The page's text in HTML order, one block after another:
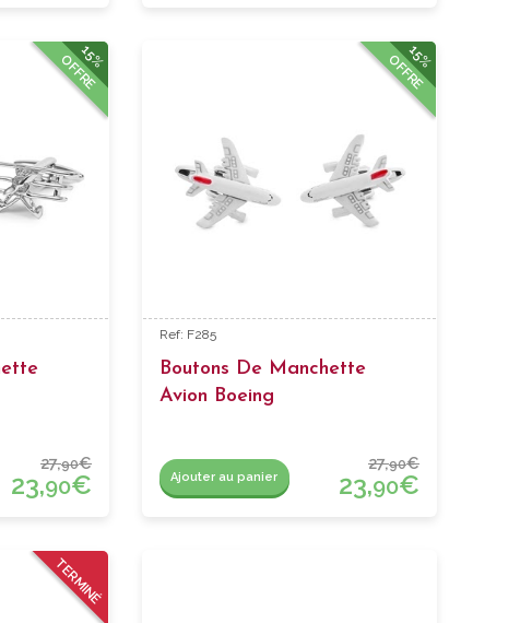
15%
OFFRE
27,90€
23,90€
15%
OFFRE
Ref: F285
Boutons De Manchette
Avion Boeing
Ajouter au panier
27,90€
23,90€
TERMINÉ